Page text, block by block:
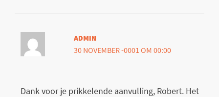
ADMIN
30 NOVEMBER -0001 OM 00:00
Dank voor je prikkelende aanvulling, Robert. Het